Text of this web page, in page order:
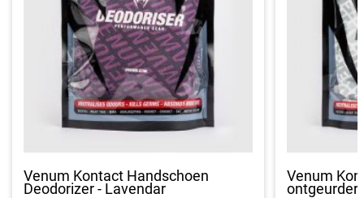
Venum Kontact Handschoen
Deodorizer - Lavendar
Venum
ontgeurder